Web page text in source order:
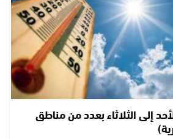
إلى الثلاثاء بعدد من مناطق